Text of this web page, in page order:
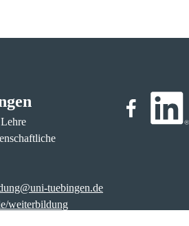
tuebingen.de
weiterbildung